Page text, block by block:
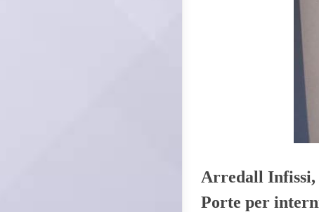
Arredall Infissi,
Porte per